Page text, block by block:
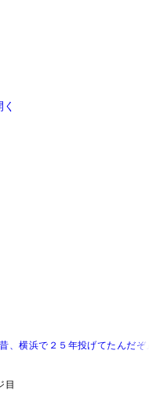
、横浜で２５年投げてたんだ
目